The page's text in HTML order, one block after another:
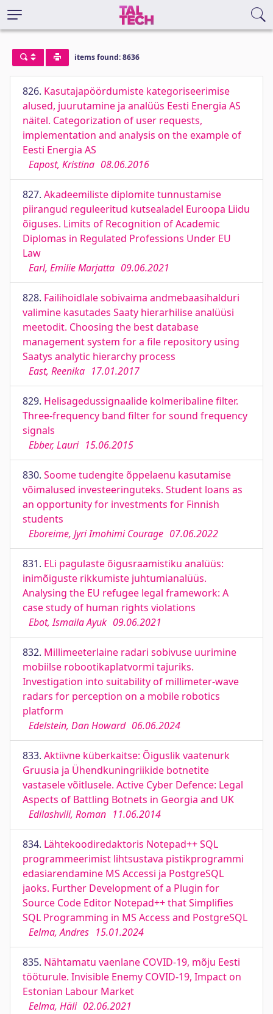
items found: 8636
826. Kasutajapöördumiste kategoriseerimise
alused, juurutamine ja analüüs Eesti Energia AS
näitel. Categorization of user requests,
implementation and analysis on the example of
Eesti Energia AS
Eapost, Kristina 08.06.2016
827. Akadeemiliste diplomite tunnustamise
piirangud reguleeritud kutsealadel Euroopa Liidu
õiguses. Limits of Recognition of Academic
Diplomas in Regulated Professions Under EU
Law
Earl, Emilie Marjatta 09.06.2021
828. Failihoidlale sobivaima andmebaasihalduri
valimine kasutades Saaty hierarhilise analüüsi
meetodit. Choosing the best database
management system for a file repository using
Saatys analytic hierarchy process
East, Reenika 17.01.2017
829. Helisagedussignaalide kolmeribaline filter.
Three-frequency band filter for sound frequency
signals
Ebber, Lauri 15.06.2015
830. Soome tudengite õppelaenu kasutamise
võimalused investeeringuteks. Student loans as
an opportunity for investments for Finnish
students
Eboreime, Jyri Imohimi Courage 07.06.2022
831. ELi pagulaste õigusraamistiku analüüs:
inimõiguste rikkumiste juhtumianalüüs.
Analysing the EU refugee legal framework: A
case study of human rights violations
Ebot, Ismaila Ayuk 09.06.2021
832. Millimeeterlaine radari sobivuse uurimine
mobiilse robootikaplatvormi tajuriks.
Investigation into suitability of millimeter-wave
radars for perception on a mobile robotics
platform
Edelstein, Dan Howard 06.06.2024
833. Aktiivne küberkaitse: Õiguslik vaatenurk
Gruusia ja Ühendkuningriikide botnetite
vastasele võitlusele. Active Cyber Defence: Legal
Aspects of Battling Botnets in Georgia and UK
Edilashvili, Roman 11.06.2014
834. Lähtekoodiredaktoris Notepad++ SQL
programmeerimist lihtsustava pistikprogrammi
edasiarendamine MS Accessi ja PostgreSQL
jaoks. Further Development of a Plugin for
Source Code Editor Notepad++ that Simplifies
SQL Programming in MS Access and PostgreSQL
Eelma, Andres 15.01.2024
835. Nähtamatu vaenlane COVID-19, mõju Eesti
tööturule. Invisible Enemy COVID-19, Impact on
Estonian Labour Market
Eelma, Häli 02.06.2021